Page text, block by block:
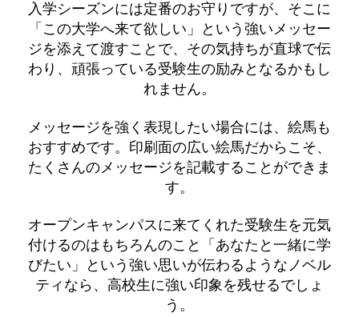
入学シーズンには定番のお守りですが、そこに
「この大学へ来て欲しい」という強いメッセー
ジを添えて渡すことで、その気持ちが直球で伝
わり、頑張っている受験生の励みとなるかもし
れません。
メッセージを強く表現したい場合には、絵馬も
おすすめです。印刷面の広い絵馬だからこそ、
たくさんのメッセージを記載することができま
す。
オープンキャンパスに来てくれた受験生を元気
付けるのはもちろんのこと「あなたと一緒に学
びたい」という強い思いが伝わるようなノベル
ティなら、高校生に強い印象を残せるでしょ
う。